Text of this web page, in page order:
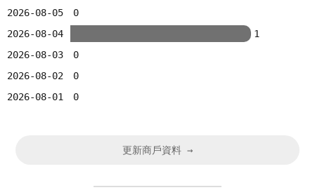
2026-08-05
0
2026-08-04
1
2026-08-03
0
2026-08-02
0
2026-08-01
0
更新商戶資料 →